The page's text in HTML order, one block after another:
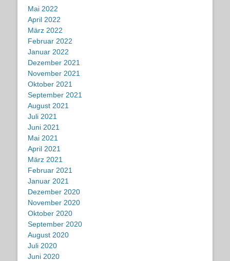
Mai 2022
April 2022
März 2022
Februar 2022
Januar 2022
Dezember 2021
November 2021
Oktober 2021
September 2021
August 2021
Juli 2021
Juni 2021
Mai 2021
April 2021
März 2021
Februar 2021
Januar 2021
Dezember 2020
November 2020
Oktober 2020
September 2020
August 2020
Juli 2020
Juni 2020